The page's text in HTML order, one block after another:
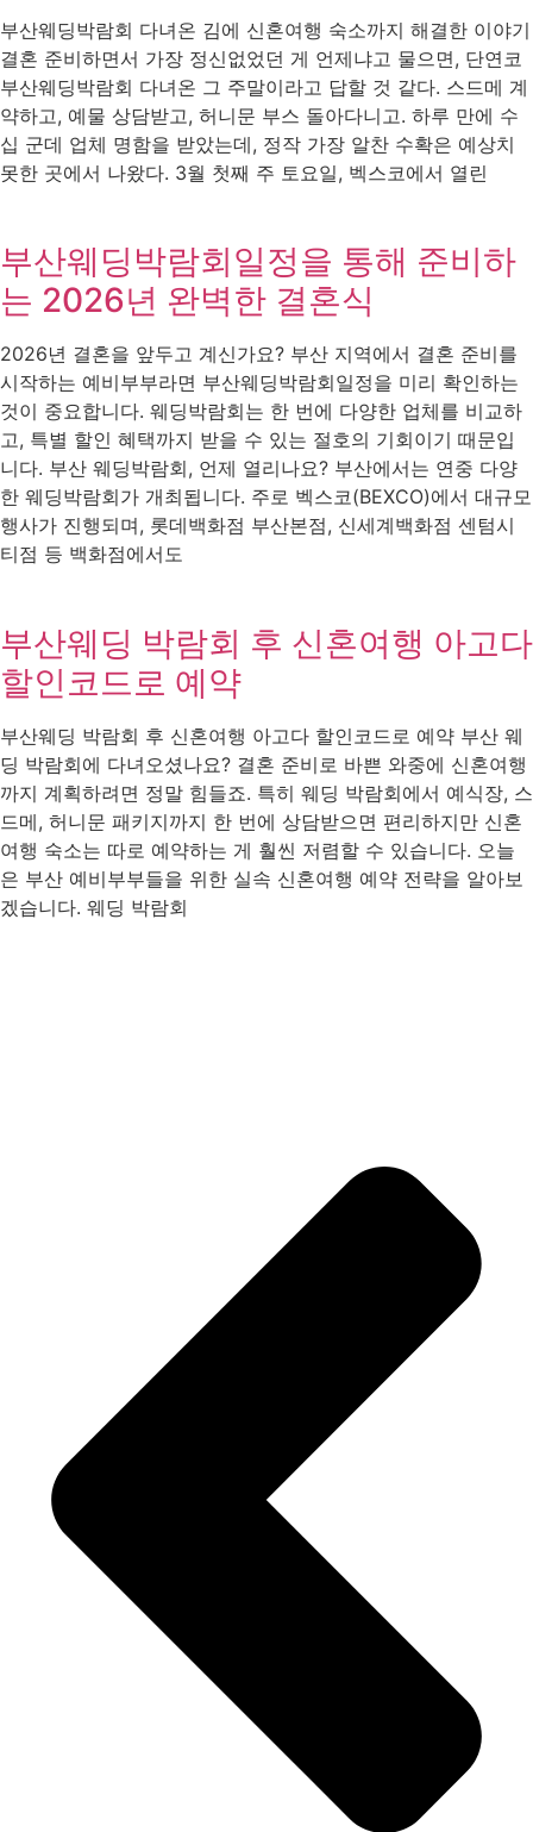
부산웨딩박람회 다녀온 김에 신혼여행 숙소까지 해결한 이야기
결혼 준비하면서 가장 정신없었던 게 언제냐고 물으면, 단연코
부산웨딩박람회 다녀온 그 주말이라고 답할 것 같다. 스드메 계
약하고, 예물 상담받고, 허니문 부스 돌아다니고. 하루 만에 수
십 군데 업체 명함을 받았는데, 정작 가장 알찬 수확은 예상치
못한 곳에서 나왔다. 3월 첫째 주 토요일, 벡스코에서 열린
부산웨딩박람회일정을 통해 준비하
는 2026년 완벽한 결혼식
2026년 결혼을 앞두고 계신가요? 부산 지역에서 결혼 준비를
시작하는 예비부부라면 부산웨딩박람회일정을 미리 확인하는
것이 중요합니다. 웨딩박람회는 한 번에 다양한 업체를 비교하
고, 특별 할인 혜택까지 받을 수 있는 절호의 기회이기 때문입
니다. 부산 웨딩박람회, 언제 열리나요? 부산에서는 연중 다양
한 웨딩박람회가 개최됩니다. 주로 벡스코(BEXCO)에서 대규모
행사가 진행되며, 롯데백화점 부산본점, 신세계백화점 센텀시
티점 등 백화점에서도
부산웨딩 박람회 후 신혼여행 아고다
할인코드로 예약
부산웨딩 박람회 후 신혼여행 아고다 할인코드로 예약 부산 웨
딩 박람회에 다녀오셨나요? 결혼 준비로 바쁜 와중에 신혼여행
까지 계획하려면 정말 힘들죠. 특히 웨딩 박람회에서 예식장, 스
드메, 허니문 패키지까지 한 번에 상담받으면 편리하지만 신혼
여행 숙소는 따로 예약하는 게 훨씬 저렴할 수 있습니다. 오늘
은 부산 예비부부들을 위한 실속 신혼여행 예약 전략을 알아보
겠습니다. 웨딩 박람회